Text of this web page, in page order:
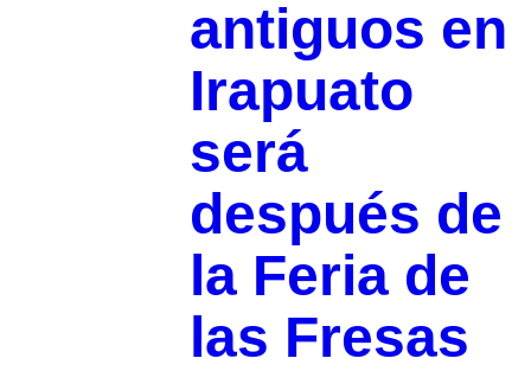
antiguos en
Irapuato
será
después de
la Feria de
las Fresas